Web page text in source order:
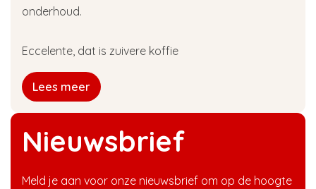
Nieuwsbrief
Meld je aan voor onze nieuwsbrief om op de hoogte
onderhoud.
Eccelente, dat is zuivere koffie
Lees meer